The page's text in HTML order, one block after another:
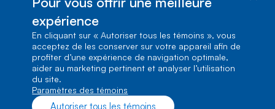
1, carrefour Alexander-Graham-Bell, Aile A-7,
Verdun, Québec, H3E 3B3
expérience
En cliquant sur « Autoriser tous les témoins », vous
acceptez de les conserver sur votre appareil afin de
profiter d’une expérience de navigation optimale,
aider au marketing pertinent et analyser l’utilisation
du site.
Paramètres des témoins
Autoriser tous les témoins